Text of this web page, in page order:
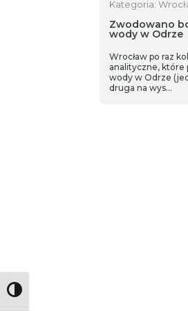
Toggle High Contrast
Kategoria:
Zwodowano
wody w Odrze
Wrocław po raz
analityczne, które
wody w Odrze
druga na wys…